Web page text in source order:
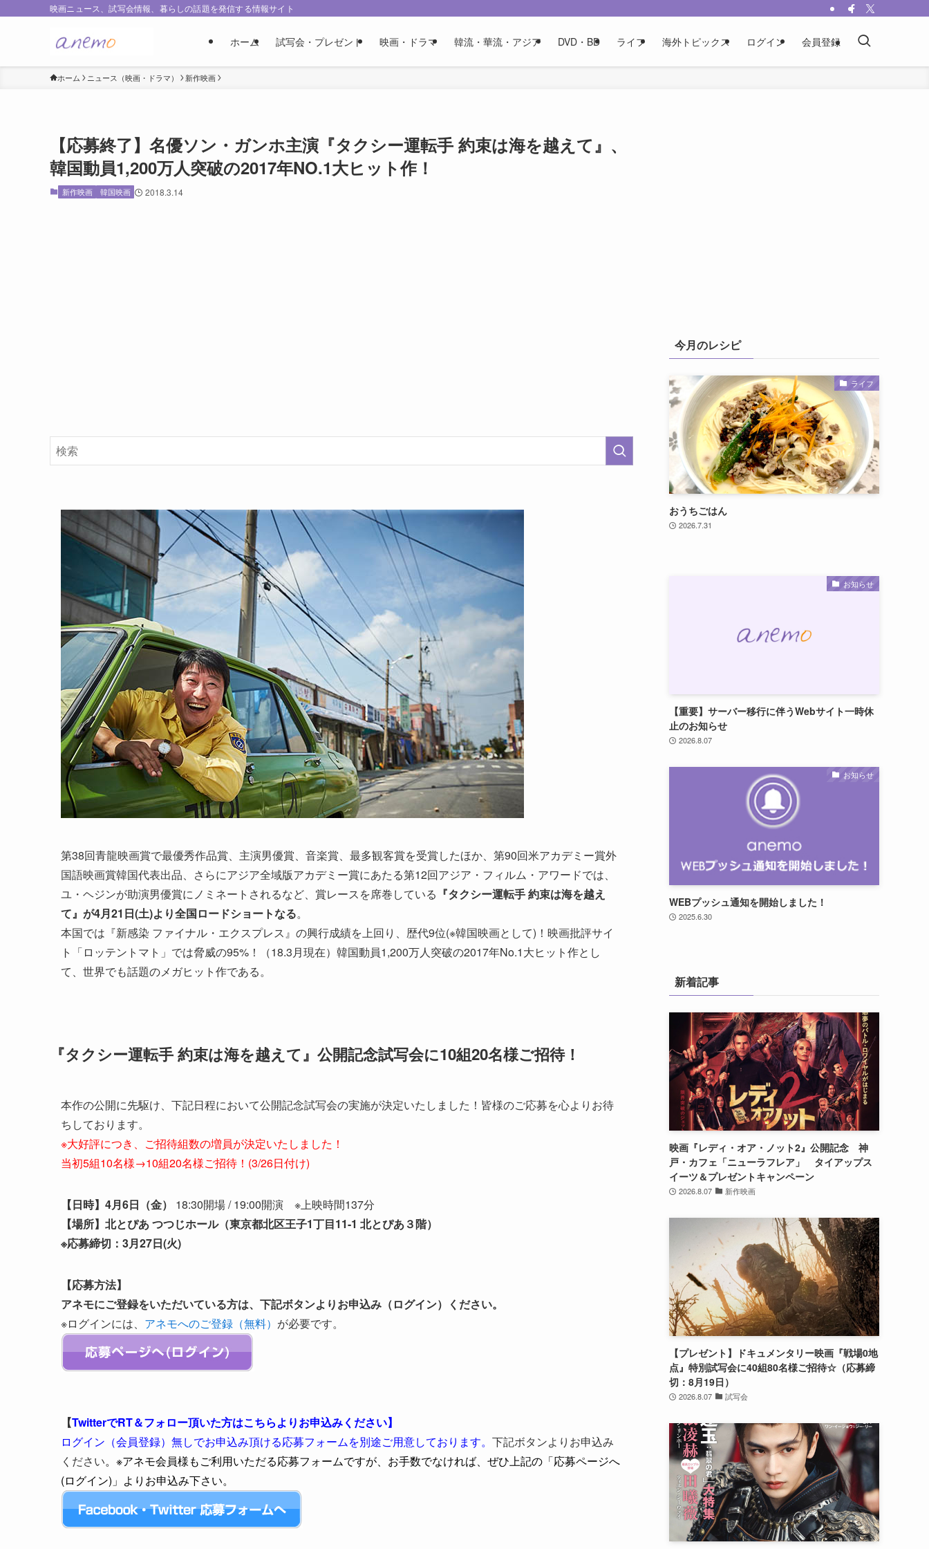
映画ニュース、試写会情報、暮らしの話題を発信する情報サイト
ホーム 試写会・プレゼント 映画・ドラマ 韓流・華流・アジア DVD・BD ライフ 海外トピックス ログイン 会員登録
ホーム ニュース（映画・ドラマ） 新作映画
【応募終了】名優ソン・ガンホ主演『タクシー運転手 約束は海を越えて』、
韓国動員1,200万⼈突破の2017年NO.1⼤ヒット作！
新作映画 韓国映画 2018.3.14
第38回青龍映画賞で最優秀作品賞、主演男優賞、音楽賞、最多観客賞を受賞したほか、第90回米アカデミー賞外
国語映画賞韓国代表出品、さらにアジア全域版アカデミー賞にあたる第12回アジア・フィルム・アワードでは、
ユ・ヘジンが助演男優賞にノミネートされるなど、賞レースを席巻している 『タクシー運転手 約束は海を越え
て』が4月21日(土)より全国ロードショートなる。
本国では『新感染 ファイナル・エクスプレス』の興行成績を上回り、歴代9位(※韓国映画として)！映画批評サイ
ト「ロッテントマト」では脅威の95%！（18.3月現在）韓国動員1,200万人突破の2017年No.1大ヒット作とし
て、世界でも話題のメガヒット作である。
『タクシー運転手 約束は海を越えて』公開記念試写会に10組20名様ご招待！
本作の公開に先駆け、下記日程において公開記念試写会の実施が決定いたしました！皆様のご応募を心よりお待
ちしております。
※大好評につき、ご招待組数の増員が決定いたしました！
当初5組10名様→10組20名様ご招待！(3/26日付け)
【日時】4月6日（金） 18:30開場 / 19:00開演 ※上映時間137分
【場所】北とぴあ つつじホール（東京都北区王子1丁目11-1 北とぴあ３階）
※応募締切：3月27日(火)
【応募方法】
アネモにご登録をいただいている方は、下記ボタンよりお申込み（ログイン）ください。
※ログインには、 アネモへのご登録（無料） が必要です。
【TwitterでRT＆フォロー頂いた方はこちらよりお申込みください】
ログイン（会員登録）無しでお申込み頂ける応募フォームを別途ご用意しております。 下記ボタンよりお申込み
ください。※アネモ会員様もご利用いただる応募フォームですが、お手数でなければ、ぜひ上記の「応募ページへ
(ログイン)」よりお申込み下さい。
今月のレシピ
ライフ
おうちごはん
2026.7.31
お知らせ
【重要】サーバー移行に伴うWebサイト一時休
止のお知らせ
2026.8.07
お知らせ
WEBプッシュ通知を開始しました！
2025.6.30
新着記事
映画『レディ・オア・ノット2』公開記念 神
戸・カフェ「ニューラフレア」 タイアップス
イーツ＆プレゼントキャンペーン
2026.8.07 新作映画
【プレゼント】ドキュメンタリー映画『戦場0地
点』特別試写会に40組80名様ご招待☆（応募締
切：8月19日）
2026.8.07 試写会